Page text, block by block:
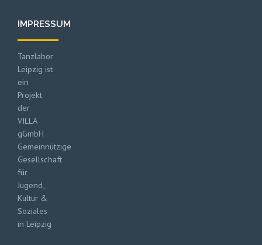
IMPRESSUM
Tanzlabor
Leipzig ist
ein
Projekt
der
VILLA
gGmbH
Gemeinnützige
Gesellschaft
für
Jugend,
Kultur &
Soziales
in Leipzig